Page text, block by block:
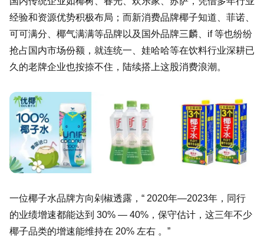
经验和资源优势积极布局；而新消费品牌椰子知道、菲诺、
可可满分、椰气满满等品牌以及国外品牌三麟、if 等也纷纷
抢占国内市场份额，就连统一、娃哈哈等在饮料行业深耕已
久的老牌企业也按捺不住，陆续搭上这股消费浪潮。
一位椰子水品牌方向剁椒透露，“ 2020年—2023年，同行
的业绩增速都能达到 30% — 40%，保守估计，这三年不少
椰子品类的增速能维持在 20% 左右 。”